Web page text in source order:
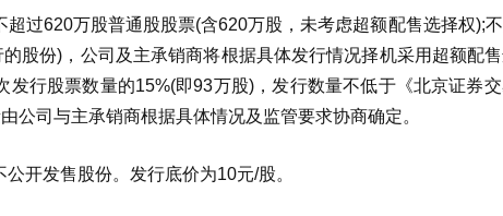
过620万股普通股股票(含620万股，未考虑超额配售选择权);
股份)，公司及主承销商将根据具体发行情况择机采用超额配
发行股票数量的15%(即93万股)，发行数量不低于《北京证券
公司与主承销商根据具体情况及监管要求协商确定。
开发售股份。发行底价为10元/股。